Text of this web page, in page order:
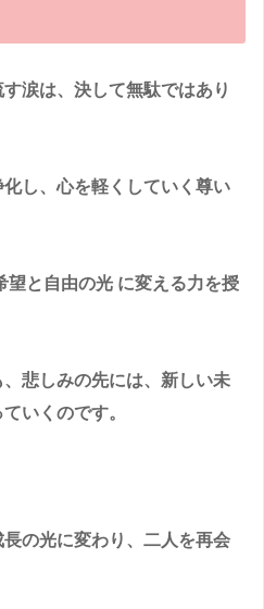
涙は、決して無駄ではあり
し、心を軽くしていく尊い
望と自由の光 に変える力を授
悲しみの先には、新しい未
いくのです。
の光に変わり、二人を再会